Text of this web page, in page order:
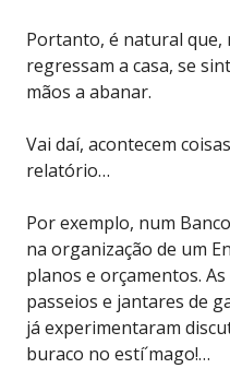
Portanto, é natural que,
regressam a casa, se
mãos a abanar.
Vai daí, acontecem
relatório…
Por exemplo, num
na organização de um
planos e orçamentos.
passeios e jantares de
já experimentaram
buraco no estí´mago!…